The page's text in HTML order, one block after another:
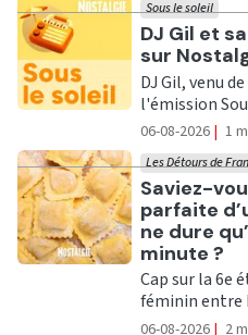
Ecouter
DJ Gil et
sur
Sous le soleil
DJ Gil, venu
l'émission
06-08-2026 | 1
Ecouter
Saviez-
parfaite
ne dure
minute ?
Les Détours de
Cap sur la 6e
féminin entre
06-08-2026 | 2